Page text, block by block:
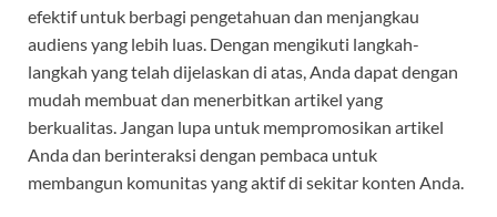
efektif untuk berbagi pengetahuan dan menjangkau
audiens yang lebih luas. Dengan mengikuti langkah-
langkah yang telah dijelaskan di atas, Anda dapat dengan
mudah membuat dan menerbitkan artikel yang
berkualitas. Jangan lupa untuk mempromosikan artikel
Anda dan berinteraksi dengan pembaca untuk
membangun komunitas yang aktif di sekitar konten Anda.